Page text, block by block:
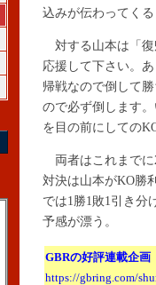
込みが伝わってく
対する山本は「復
応援して下さい。
帰戦なので倒して
ので必ず倒します
を目の前にしての
両者はこれまでに
対決は山本がKO勝
では1勝1敗1引き分
予感が漂う。
GBRの好評連載企画
https://gbring.com/